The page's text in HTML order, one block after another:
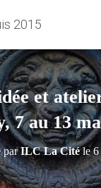
2015
et
7 au 13
parILC La Citéle6